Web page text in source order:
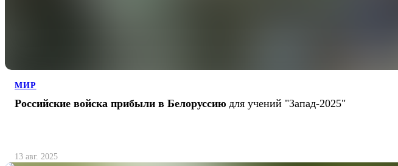
МИР
Российские войска прибыли в Белоруссию для учений "Запад-2025"
13 авг. 2025